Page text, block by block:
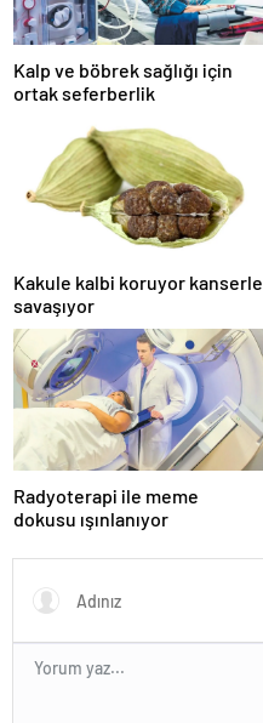
Kalp ve böbrek sağlığı için
ortak seferberlik
Kakule kalbi koruyor kanserle
savaşıyor
Radyoterapi ile meme
dokusu ışınlanıyor